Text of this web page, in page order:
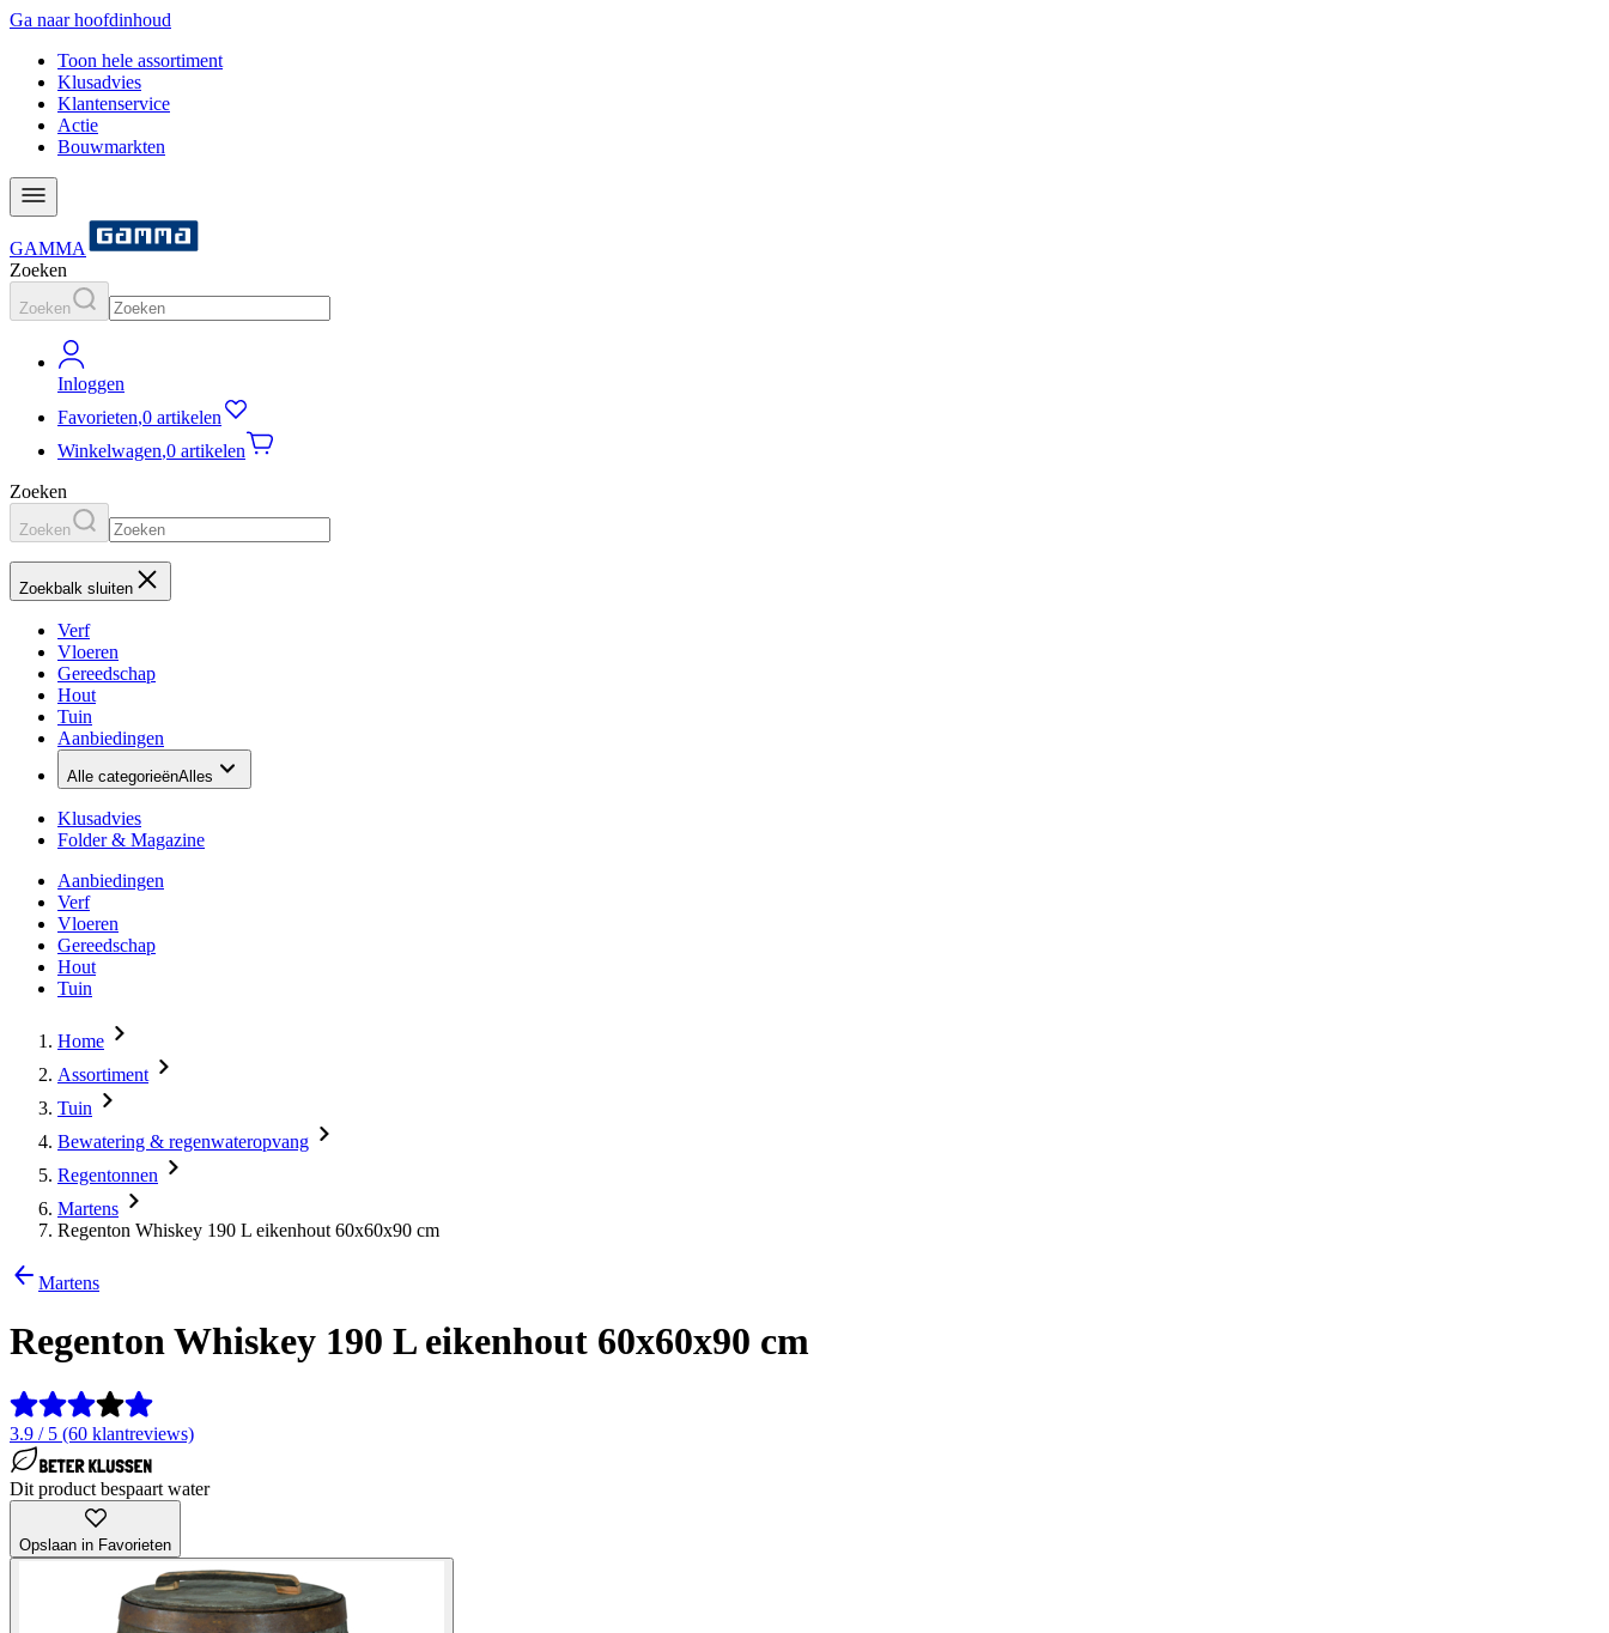
Ga naar hoofdinhoud
Toon hele assortiment
Klusadvies
Klantenservice
Actie
Bouwmarkten
GAMMA
Zoeken
Zoeken
Inloggen
Favorieten,0 artikelen
Winkelwagen,0 artikelen
Zoeken
Zoeken
Zoekbalk sluiten
Verf
Vloeren
Gereedschap
Hout
Tuin
Aanbiedingen
Alle categorieënAlles
Klusadvies
Folder & Magazine
Aanbiedingen
Verf
Vloeren
Gereedschap
Hout
Tuin
Home
Assortiment
Tuin
Bewatering & regenwateropvang
Regentonnen
Martens
Regenton Whiskey 190 L eikenhout 60x60x90 cm
Martens
Regenton Whiskey 190 L eikenhout 60x60x90 cm
3.9 / 5 (60 klantreviews)
Dit product bespaart water
Opslaan in Favorieten